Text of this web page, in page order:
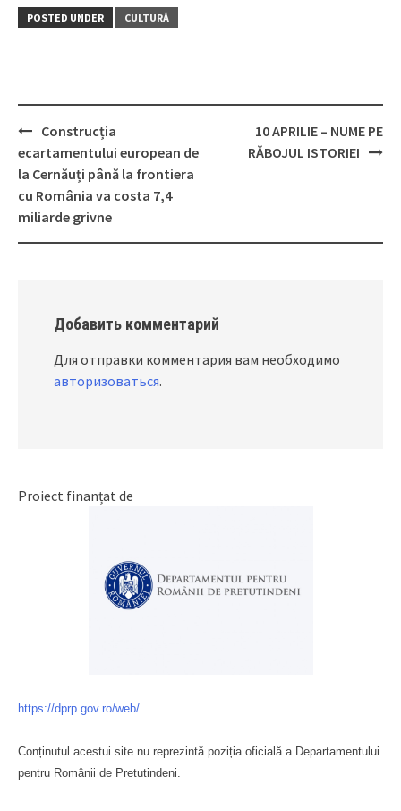
POSTED UNDER CULTURĂ
Post
navigation
Construcția
ecartamentului european de
la Cernăuți până la frontiera
cu România va costa 7,4
miliarde grivne
10 APRILIE – NUME PE
RĂBOJUL ISTORIEI
Добавить комментарий
Для отправки комментария вам необходимо
авторизоваться.
Proiect finanțat de
https://dprp.gov.ro/web/
Conținutul acestui site nu reprezintă poziția oficială a Departamentului
pentru Românii de Pretutindeni.